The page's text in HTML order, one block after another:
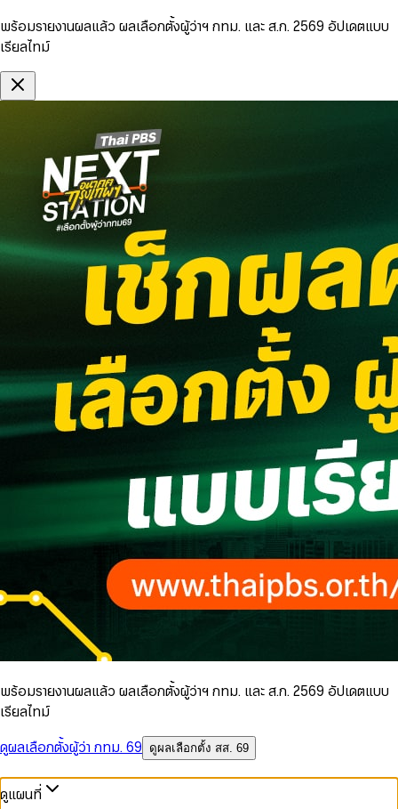
พร้อมรายงานผลแล้ว ผลเลือกตั้งผู้ว่าฯ กทม. และ ส.ก. 2569 อัปเดตแบบ
เรียลไทม์
พร้อมรายงานผลแล้ว ผลเลือกตั้งผู้ว่าฯ กทม. และ ส.ก. 2569 อัปเดตแบบ
เรียลไทม์
ดูผลเลือกตั้งผู้ว่า กทม. 69
ดูผลเลือกตั้ง สส. 69
ดูแผนที่